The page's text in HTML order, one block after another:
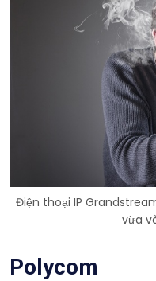
Điện thoại IP
vừa
Polycom